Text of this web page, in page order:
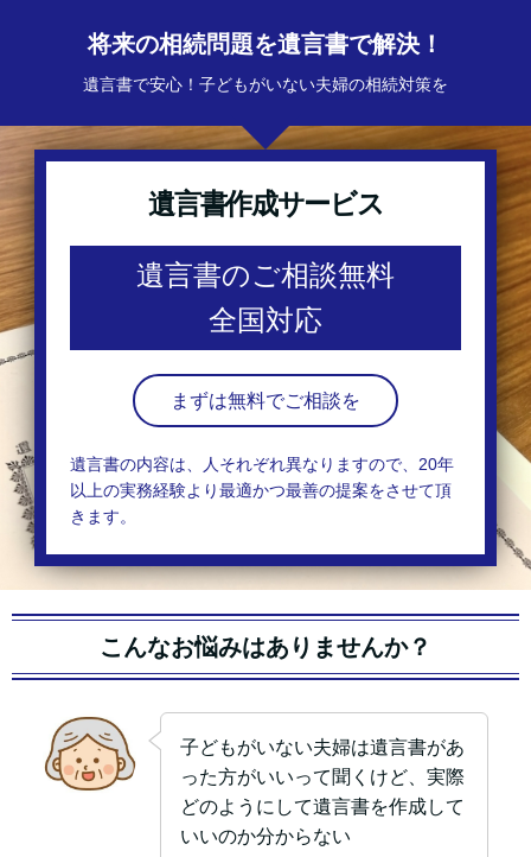
将来の相続問題を遺言書で解決！
遺言書で安心！子どもがいない夫婦の相続対策を
遺言書作成サービス
遺言書のご相談無料
全国対応
まずは無料でご相談を
遺言書の内容は、人それぞれ異なりますので、20年
以上の実務経験より最適かつ最善の提案をさせて頂
きます。
こんなお悩みはありませんか？
子どもがいない夫婦は遺言書があ
った方がいいって聞くけど、実際
どのようにして遺言書を作成して
いいのか分からない